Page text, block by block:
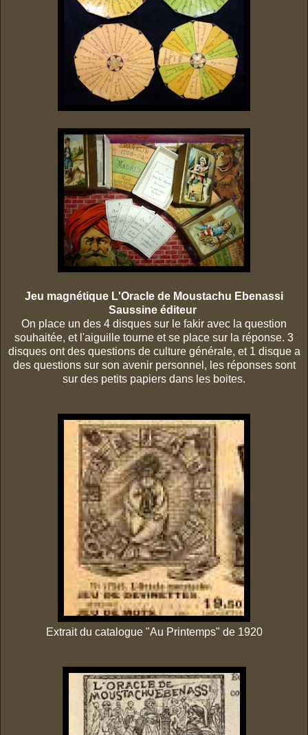
Jeu magnétique L'Oracle de Moustachu Ebenassi
Saussine éditeur
On place un des 4 disques sur le fakir avec la question
souhaitée , et l'aiguille tourne et se place sur la réponse. 3
disques ont des questions de culture générale, et 1 disque a
des questions sur son avenir personnel, les réponses sont
sur des petits papiers dans les boites.
Extrait du catalogue "Au Printemps" de 1920